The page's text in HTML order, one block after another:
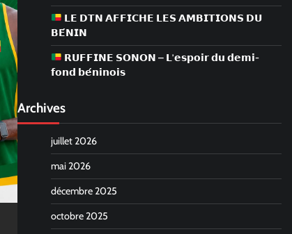
𝗟𝗘 𝗗𝗧𝗡 𝗔𝗙𝗙𝗜𝗖𝗛𝗘 𝗟𝗘𝗦 𝗔𝗠𝗕𝗜𝗧𝗜𝗢𝗡𝗦 𝗗𝗨
𝗕𝗘́𝗡𝗜𝗡
𝗥𝗨𝗙𝗙𝗜𝗡𝗘 𝗦𝗢𝗡𝗢𝗡 – 𝗟’𝗲𝘀𝗽𝗼𝗶𝗿 𝗱𝘂 𝗱𝗲𝗺𝗶-
𝗳𝗼𝗻𝗱 𝗯𝗲́𝗻𝗶𝗻𝗼𝗶𝘀
Archives
juillet 2026
mai 2026
décembre 2025
octobre 2025